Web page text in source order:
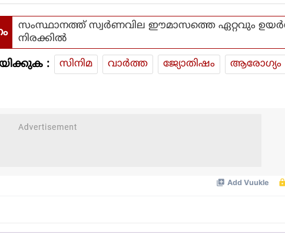
സംസ്ഥാനത്ത് സ്വര്‍ണവില ഈമാസത്തെ ഏറ്റവും
നിരക്കില്‍
: സിനിമ വാര്‍ത്ത ജ്യോതിഷം
ആരോഗ്യം